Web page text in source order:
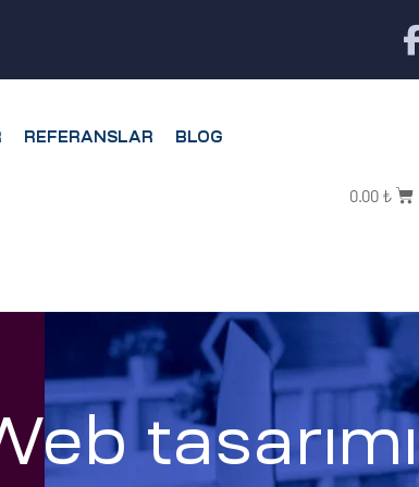
REFERANSLAR BLOG
0.00 ₺
tasarımı